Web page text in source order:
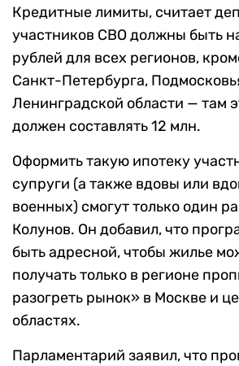
Кредитные лимиты, считает
участников СВО должны быть
рублей для всех регионов,
Санкт-Петербурга,
Ленинградской области — там
должен составлять 12 млн.
Оформить такую ипотеку
супруги (а также вдовы или
военных) смогут только один
Колунов. Он добавил, что
быть адресной, чтобы жилье
получать только в регионе
разогреть рынок» в Москве и
областях.
Парламентарий заявил, что